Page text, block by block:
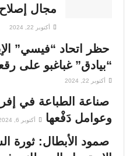
مجال
أكتوبر 22, 2024
حظر اتحاد “فيسي”
“بيادق” غباغبو على
أكتوبر 22, 2024
صناعة الطباعة في
وعوامل دَفْعها
أكتوبر 6, 2024
صمود الأبطال: ثورة